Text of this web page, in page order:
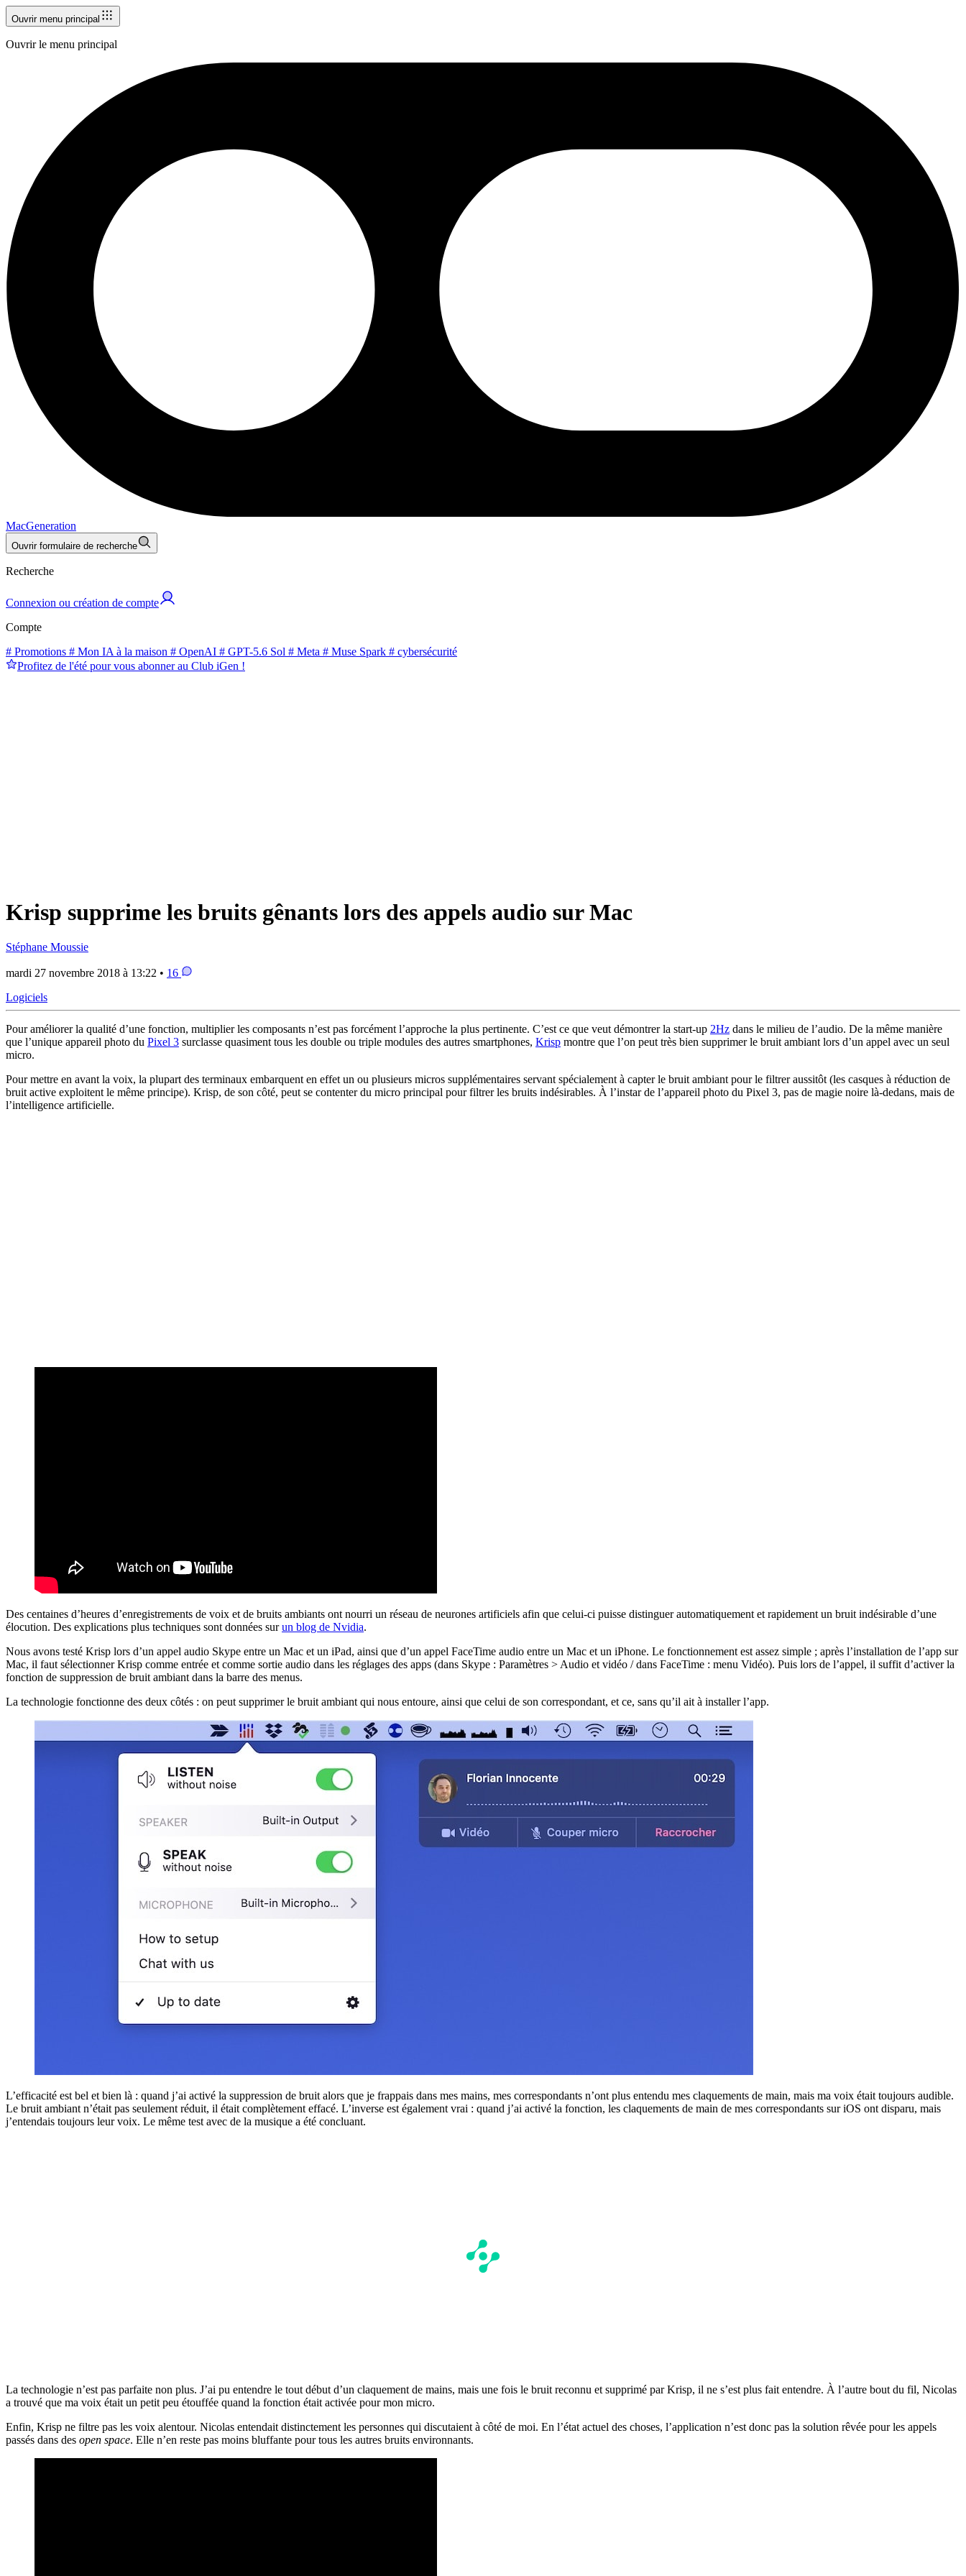
Ouvrir menu principal
Ouvrir le menu principal
MacGeneration
Ouvrir formulaire de recherche
Recherche
Connexion ou création de compte
Compte
# Promotions # Mon IA à la maison # OpenAI # GPT-5.6 Sol # Meta # Muse Spark # cybersécurité
Profitez de l'été pour vous abonner au Club iGen !
Krisp supprime les bruits gênants lors des appels audio sur Mac
Stéphane Moussie
mardi 27 novembre 2018 à 13:22 • 16
Logiciels
Pour améliorer la qualité d’une fonction, multiplier les composants n’est pas forcément l’approche la plus pertinente. C’est ce que veut démontrer la start-up 2Hz dans le milieu de l’audio. De la même manière
que l’unique appareil photo du Pixel 3 surclasse quasiment tous les double ou triple modules des autres smartphones, Krisp montre que l’on peut très bien supprimer le bruit ambiant lors d’un appel avec un seul
micro.
Pour mettre en avant la voix, la plupart des terminaux embarquent en effet un ou plusieurs micros supplémentaires servant spécialement à capter le bruit ambiant pour le filtrer aussitôt (les casques à réduction de
bruit active exploitent le même principe). Krisp, de son côté, peut se contenter du micro principal pour filtrer les bruits indésirables. À l’instar de l’appareil photo du Pixel 3, pas de magie noire là-dedans, mais de
l’intelligence artificielle.
Des centaines d’heures d’enregistrements de voix et de bruits ambiants ont nourri un réseau de neurones artificiels afin que celui-ci puisse distinguer automatiquement et rapidement un bruit indésirable d’une
élocution. Des explications plus techniques sont données surun blog de Nvidia.
Nous avons testé Krisp lors d’un appel audio Skype entre un Mac et un iPad, ainsi que d’un appel FaceTime audio entre un Mac et un iPhone. Le fonctionnement est assez simple ; après l’installation de l’app sur
Mac, il faut sélectionner Krisp comme entrée et comme sortie audio dans les réglages des apps (dans Skype : Paramètres > Audio et vidéo / dans FaceTime : menu Vidéo). Puis lors de l’appel, il suffit d’activer la
fonction de suppression de bruit ambiant dans la barre des menus.
La technologie fonctionne des deux côtés : on peut supprimer le bruit ambiant qui nous entoure, ainsi que celui de son correspondant, et ce, sans qu’il ait à installer l’app.
L’efficacité est bel et bien là : quand j’ai activé la suppression de bruit alors que je frappais dans mes mains, mes correspondants n’ont plus entendu mes claquements de main, mais ma voix était toujours audible.
Le bruit ambiant n’était pas seulement réduit, il était complètement effacé. L’inverse est également vrai : quand j’ai activé la fonction, les claquements de main de mes correspondants sur iOS ont disparu, mais
j’entendais toujours leur voix. Le même test avec de la musique a été concluant.
La technologie n’est pas parfaite non plus. J’ai pu entendre le tout début d’un claquement de mains, mais une fois le bruit reconnu et supprimé par Krisp, il ne s’est plus fait entendre. À l’autre bout du fil, Nicolas
a trouvé que ma voix était un petit peu étouffée quand la fonction était activée pour mon micro.
Enfin, Krisp ne filtre pas les voix alentour. Nicolas entendait distinctement les personnes qui discutaient à côté de moi. En l’état actuel des choses, l’application n’est donc pas la solution rêvée pour les appels
passés dans des open space. Elle n’en reste pas moins bluffante pour tous les autres bruits environnants.